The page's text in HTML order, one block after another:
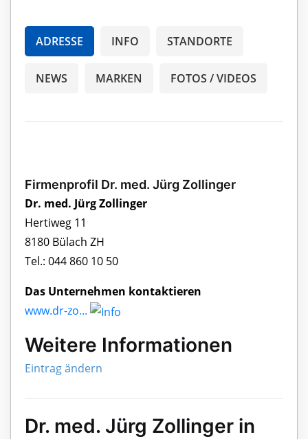
ADRESSE INFO STANDORTE
NEWS MARKEN FOTOS / VIDEOS
Firmenprofil Dr. med. Jürg Zollinger
Dr. med. Jürg Zollinger
Hertiweg 11
8180 Bülach ZH
Tel.: 044 860 10 50
Das Unternehmen kontaktieren
www.dr-zo...
Weitere Informationen
Eintrag ändern
Dr. med. Jürg Zollinger in